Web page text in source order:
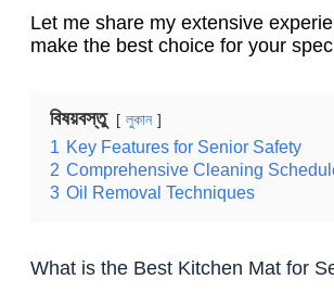
Let me share my extensive
make the best choice for your
বিষয়বস্তু লুকান
1 Key Features for Senior Safety
2 Comprehensive Cleaning
3 Oil Removal Techniques
What is the Best Kitchen Mat for